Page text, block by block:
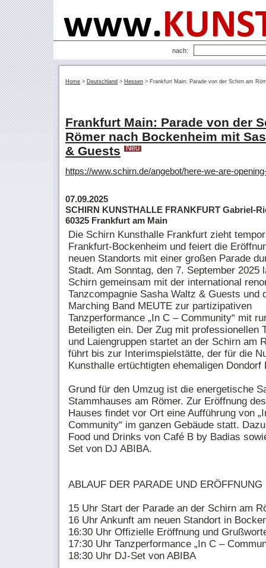
nach:
Home > Deutschland > Hessen > Frankfurt Main: Parade von der Schirn am
Frankfurt Main: Parade von der
Römer nach Bockenheim mit
& Guests
Neu
https://www.schirn.de/angebot/here-we-are-
07.09.2025
SCHIRN KUNSTHALLE FRANKFURT Gabriel-
60325 Frankfurt am Main
Die Schirn Kunsthalle Frankfurt zieht
Frankfurt-Bockenheim und feiert die
neuen Standorts mit einer großen Parade
Stadt. Am Sonntag, den 7. September 2025
Schirn gemeinsam mit der international
Tanzcompagnie Sasha Waltz & Guests und
Marching Band MEUTE zur partizipativen
Tanzperformance „In C – Community“ mit
Beteiligten ein. Der Zug mit professionellen
und Laiengruppen startet an der Schirn am
führt bis zur Interimspielstätte, der für die
Kunsthalle ertüchtigten ehemaligen Dondorf
Grund für den Umzug ist die energetische
Stammhauses am Römer. Zur Eröffnung
Hauses findet vor Ort eine Aufführung von
Community“ im ganzen Gebäude statt.
Food und Drinks von Café B by Badias
Set von DJ ABIBA.
ABLAUF DER PARADE UND ERÖFFNUNG
15 Uhr Start der Parade an der Schirn am
16 Uhr Ankunft am neuen Standort in
16:30 Uhr Offizielle Eröffnung und
17:30 Uhr Tanzperformance „In C –
18:30 Uhr DJ-Set von ABIBA